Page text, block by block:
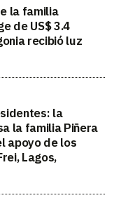
la familia
de US$ 3.4
recibió luz
la
la familia Piñera
apoyo de los
Lagos,